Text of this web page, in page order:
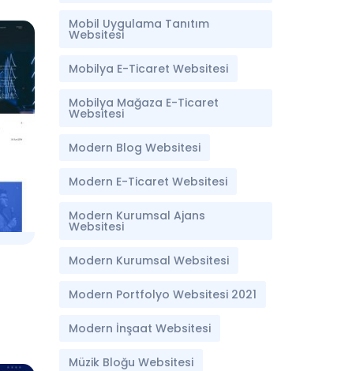
Mobil Uygulama Tanıtım
Websitesi
Mobilya E-Ticaret Websitesi
Mobilya Mağaza E-Ticaret
Websitesi
Modern Blog Websitesi
Modern E-Ticaret Websitesi
Modern Kurumsal Ajans
Websitesi
Modern Kurumsal Websitesi
Modern Portfolyo Websitesi 2021
Modern İnşaat Websitesi
Müzik Bloğu Websitesi